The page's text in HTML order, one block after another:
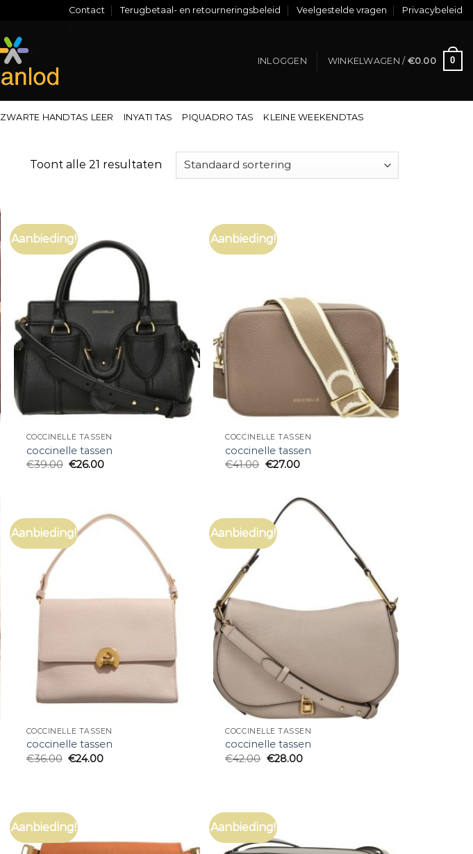
Contact Terugbetaal- en retourneringsbeleid Veelgestelde vragen Privacybeleid
INLOGGEN WINKELWAGEN / €0.00 0
ZWARTE HANDTAS LEER INYATI TAS PIQUADRO TAS KLEINE WEEKENDTAS
Toont alle 21 resultaten
Aanbieding!
COCCINELLE TASSEN
coccinelle tassen
€39.00 €26.00
Aanbieding!
COCCINELLE TASSEN
coccinelle tassen
€41.00 €27.00
Aanbieding!
COCCINELLE TASSEN
coccinelle tassen
€36.00 €24.00
Aanbieding!
COCCINELLE TASSEN
coccinelle tassen
€42.00 €28.00
Aanbieding! Aanbieding!